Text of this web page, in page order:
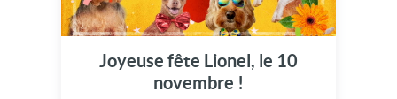
Joyeuse fête Lionel, le 10
novembre !